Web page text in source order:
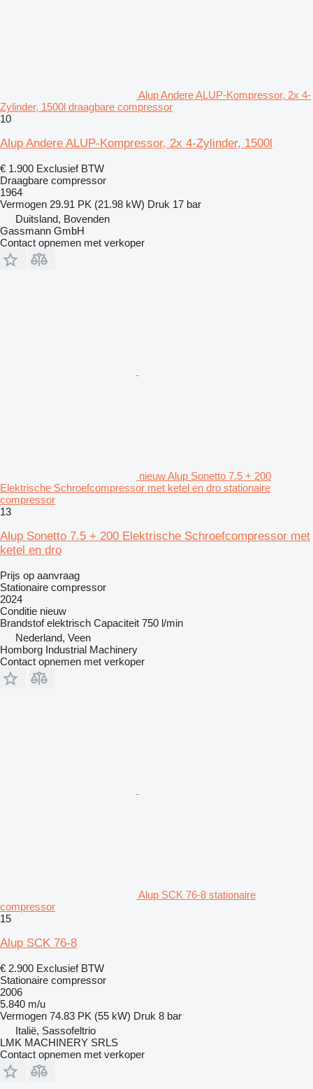
Alup Andere ALUP-Kompressor, 2x 4-
Zylinder, 1500l draagbare compressor
10
Alup Andere ALUP-Kompressor, 2x 4-Zylinder, 1500l
€ 1.900 Exclusief BTW
Draagbare compressor
1964
Vermogen 29.91 PK (21.98 kW) Druk 17 bar
Duitsland, Bovenden
Gassmann GmbH
Contact opnemen met verkoper
nieuw Alup Sonetto 7.5 + 200
Elektrische Schroefcompressor met ketel en dro stationaire
compressor
13
Alup Sonetto 7.5 + 200 Elektrische Schroefcompressor met
ketel en dro
Prijs op aanvraag
Stationaire compressor
2024
Conditie nieuw
Brandstof elektrisch Capaciteit 750 l/min
Nederland, Veen
Homborg Industrial Machinery
Contact opnemen met verkoper
Alup SCK 76-8 stationaire
compressor
15
Alup SCK 76-8
€ 2.900 Exclusief BTW
Stationaire compressor
2006
5.840 m/u
Vermogen 74.83 PK (55 kW) Druk 8 bar
Italië, Sassofeltrio
LMK MACHINERY SRLS
Contact opnemen met verkoper